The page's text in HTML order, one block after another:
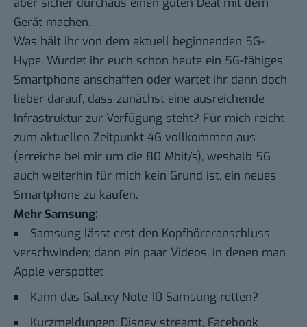
aber sicher durchaus einen guten Deal mit dem
Gerät machen.
Was hält ihr von dem aktuell beginnenden 5G-
Hype. Würdet ihr euch schon heute ein 5G-fähiges
Smartphone anschaffen oder wartet ihr dann doch
lieber darauf, dass zunächst eine ausreichende
Infrastruktur zur Verfügung steht? Für mich reicht
zum aktuellen Zeitpunkt 4G vollkommen aus
(erreiche bei mir um die 80 Mbit/s), weshalb 5G
auch weiterhin für mich kein Grund ist, ein neues
Smartphone zu kaufen.
Mehr Samsung:
Samsung lässt erst den Kopfhöreranschluss
verschwinden; dann ein paar Videos, in denen man
Apple verspottet
Kann das Galaxy Note 10 Samsung retten?
Kurzmeldungen: Disney streamt, Facebook